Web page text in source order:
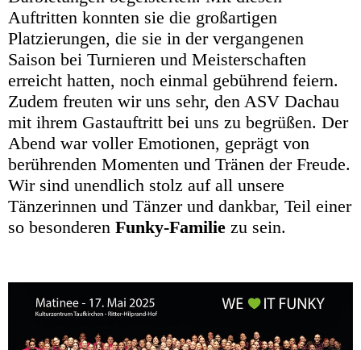
Auftritten konnten sie die großartigen
Platzierungen, die sie in der vergangenen
Saison bei Turnieren und Meisterschaften
erreicht hatten, noch einmal gebührend feiern.
Zudem freuten wir uns sehr, den ASV Dachau
mit ihrem Gastauftritt bei uns zu begrüßen. Der
Abend war voller Emotionen, geprägt von
berührenden Momenten und Tränen der Freude.
Wir sind unendlich stolz auf all unsere
Tänzerinnen und Tänzer und dankbar, Teil einer
so besonderen Funky-Familie zu sein.